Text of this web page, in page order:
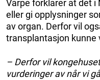
Varpe forklarer at det i
eller gi opplysninger
av organ. Derfor vil
transplantasjon
– Derfor vil
vurderinger av når vi